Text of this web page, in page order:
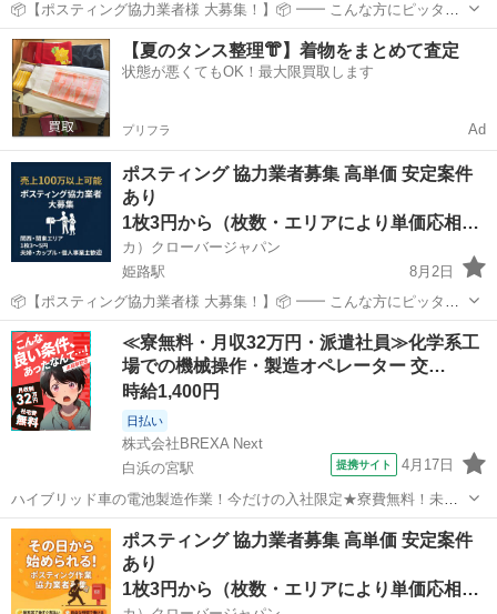
📦【ポスティング協力業者様 大募集！】📦 ━━ こんな方にピッタ
リ！ ・すでにポスティング業をされている方 ・副業・ダブルワークで
安定収入を得たい方 ・個人・法人どちらでもOK！ ━━ 弊社の特徴 ・
大手...
兵庫 姫路市 姫路駅 軽作業 業務委託契約
【夏のタンス整理👘】着物をまとめて査定
状態が悪くてもOK！最大限買取します
プリフラ Ad
ポスティング 協力業者募集 高単価 安定案件
あり
1枚3円から（枚数・エリアにより単価応相談）
カ）クローバージャパン
姫路駅
8月2日
📦【ポスティング協力業者様 大募集！】📦 ━━ こんな方にピッタ
リ！ ・すでにポスティング業をされている方 ・副業・ダブルワークで
安定収入を得たい方 ・個人・法人どちらでもOK！ ━━ 弊社の特徴 ・
大手...
兵庫 姫路市 姫路駅 軽作業 業務委託契約
≪寮無料・月収32万円・派遣社員≫化学系工
場での機械操作・製造オペレーター 交…
時給1,400円
日払い
株式会社BREXA Next
白浜の宮駅
提携サイト 4月17日
ハイブリッド車の電池製造作業！今だけの入社限定★寮費無料！未経
験活躍中★20～50代の男性活躍中！安定企業で長期で働きたい方オス
スメ！年間休日130日！正社員登用制度あり！マイカー通勤OK！ワン
ルーム寮完備！《兵庫県姫路市》...
兵庫 姫路市 白浜の宮駅 その他
ポスティング 協力業者募集 高単価 安定案件
あり
1枚3円から（枚数・エリアにより単価応相談）